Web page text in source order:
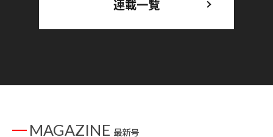
連載一覧
MAGAZINE 最新号